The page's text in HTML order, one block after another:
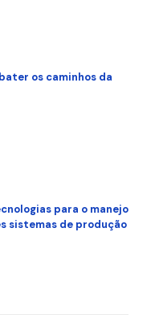
os caminhos da
para o manejo
sistemas de produção